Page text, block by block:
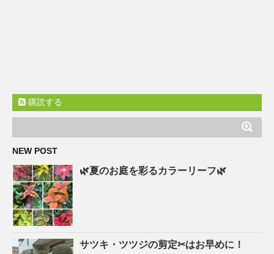
購読する
NEW POST
🌿夏のお庭を彩るカラーリーフ🌿
サツキ・ツツジの剪定✂はお早めに！